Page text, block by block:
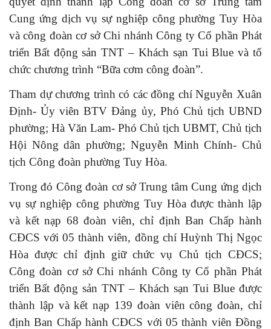
Cung ứng dịch vụ sự nghiệp công phường Tuy Hòa
và công đoàn cơ sở Chi nhánh Công ty Cổ phần Phát
triển Bất động sản TNT – Khách sạn Tui Blue và tổ
chức chương trình “Bữa cơm công đoàn”.
Tham dự chương trình có các đồng chí Nguyễn Xuân
Định- Ủy viên BTV Đảng ủy, Phó Chủ tịch UBND
phường; Hà Văn Lam- Phó Chủ tịch UBMT, Chủ tịch
Hội Nông dân phường; Nguyễn Minh Chính- Chủ
tịch Công đoàn phường Tuy Hòa.
Trong đó Công đoàn cơ sở Trung tâm Cung ứng dịch
vụ sự nghiệp công phường Tuy Hòa được thành lập
và kết nạp 68 đoàn viên, chỉ định Ban Chấp hành
CĐCS với 05 thành viên, đồng chí Huỳnh Thị Ngọc
Hòa được chỉ định giữ chức vụ Chủ tịch CĐCS;
Công đoàn cơ sở Chi nhánh Công ty Cổ phần Phát
triển Bất động sản TNT – Khách sạn Tui Blue được
thành lập và kết nạp 139 đoàn viên công đoàn, chỉ
định Ban Chấp hành CĐCS với 05 thành viên Đồng